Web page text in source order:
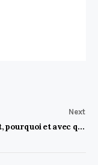
Next
Comment, pourquoi et avec quels outils créer une landing page efficace ?